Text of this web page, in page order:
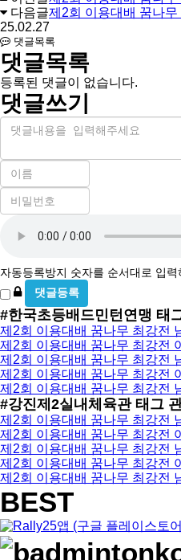
다음글제2회 이용대배 꿈나
25.02.27
댓글목록
댓글목록
등록된 댓글이 없습니다.
댓글쓰기
내
이
필
수
비
밀
수
록
방
지
자동등록방지 숫자를 순서대로 입력
비
밀
글
사
용
#한국초등배드민턴연맹 태
제2회 이용대배 꿈나무 최강전
제2회 이용대배 꿈나무 최강전
제2회 이용대배 꿈나무 최강전
제2회 이용대배 꿈나무 최강전
제2회 이용대배 꿈나무 최강전
#강진제2실내체육관태그
제2회 이용대배 꿈나무 최강전
제2회 이용대배 꿈나무 최강전
제2회 이용대배 꿈나무 최강전
제2회 이용대배 꿈나무 최강전
제2회 이용대배 꿈나무 최강전
BEST